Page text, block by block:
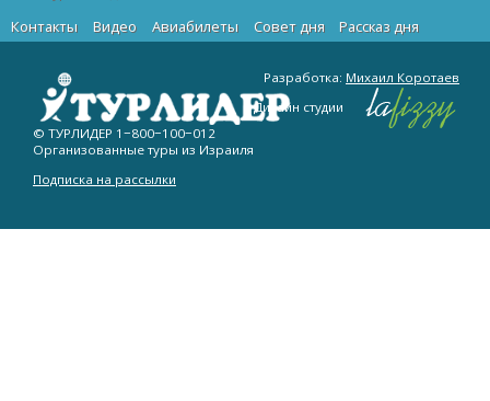
Контакты
Видео Авиабилеты Cовет дня Рассказ дня
© ТУРЛИДЕР 1−800−100−012
Организованные туры из Израиля
Подписка на рассылки
Разработка: Михаил Коротаев
Дизайн студии